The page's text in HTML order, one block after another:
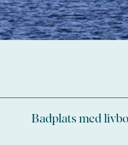
Badplats med